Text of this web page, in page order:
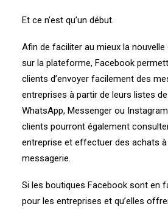
Et ce n’est qu’un début.
Afin de faciliter au mieux la nouvelle
sur la plateforme, Facebook
clients d’envoyer facilement des
entreprises à partir de leurs listes
WhatsApp, Messenger ou Instagram
clients pourront également
entreprise et effectuer des achats à
messagerie.
Si les boutiques Facebook sont en
pour les entreprises et qu’elles